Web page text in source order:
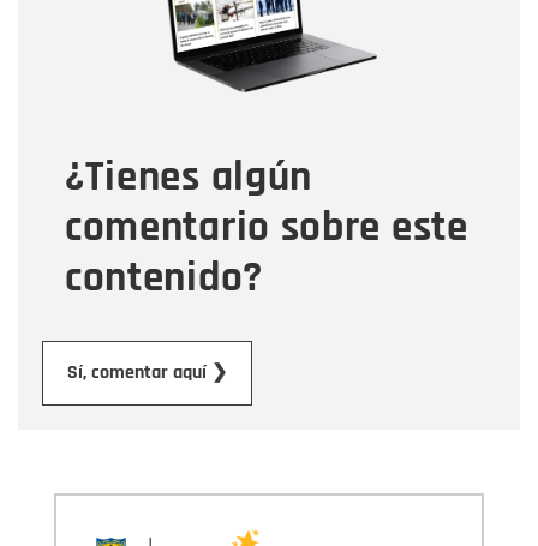
¿Tienes algún
comentario sobre este
contenido?
Sí, comentar aquí ❯
Tipo de comentario
Mensaje